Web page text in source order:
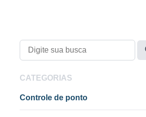
CATEGORIAS
Controle de ponto